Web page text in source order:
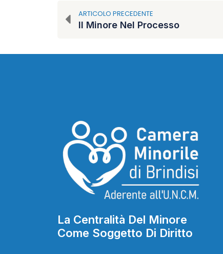
ARTICOLO PRECEDENTE
Il Minore Nel Processo
La Centralità Del Minore
Come Soggetto Di Diritto